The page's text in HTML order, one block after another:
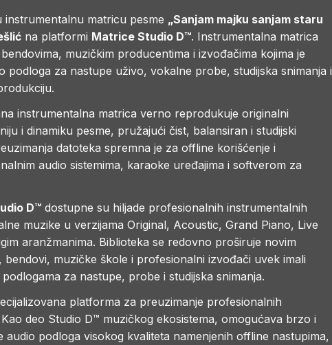
matricu pesme „Sanjam majku sanjam staru
na platformi Matrice Studio D™. Instrumentalna matrica
muzičkim producentima i izvođačima kojima je
podloga za nastupe uživo, vokalne probe, studijska snimanja i
instrumentalna matrica verno reprodukuje originalni
i dinamiku pesme, pružajući čist, balansiran i studijski
datoteka spremna je za offline korišćenje i
audio sistemima, karaoke uređajima i softverom za
D™ dostupne su hiljade profesionalnih instrumentalnih
muzike u verzijama Original, Acoustic, Grand Piano, Live
aranžmanima. Biblioteka se redovno proširuje novim
bendovi, muzičke škole i profesionalni izvođači uvek imali
za nastupe, probe i studijska snimanja.
platforma za preuzimanje profesionalnih
deo Studio D™ muzičkog ekosistema, omogućava brzo i
audio podloga visokog kvaliteta namenjenih offline nastupima,